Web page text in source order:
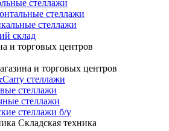
стеллажи
стеллажи
стеллажи
склад
и торговых центров
и торговых центров
стеллажи
стеллажи
стеллажи
стеллажи б/у
Складская техника